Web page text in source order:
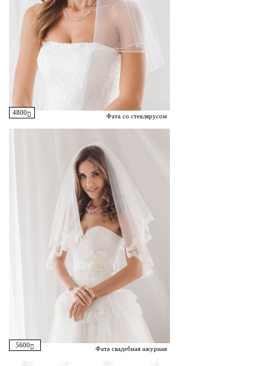
4800 Фата со стеклярусом
5600 Фата свадебная ажурная